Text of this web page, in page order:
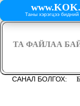
Таны хэрэгцээ бидний
САНАЛ БОЛГОХ: